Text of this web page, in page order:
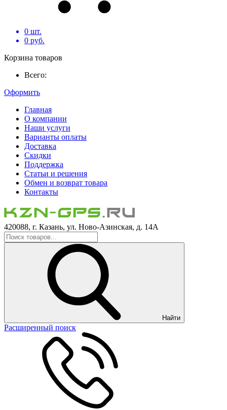
0 шт.
0 руб.
Корзина товаров
Всего:
Оформить
Главная
О компании
Наши услуги
Варианты оплаты
Доставка
Скидки
Поддержка
Статьи и решения
Обмен и возврат товара
Контакты
420088, г. Казань, ул. Ново-Азинская, д. 14А
Найти
Расширенный поиск